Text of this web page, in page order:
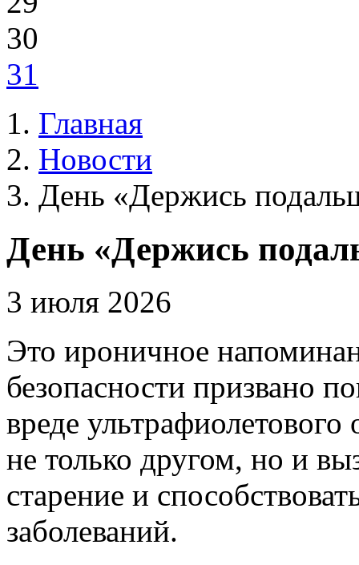
30
31
Главная
Новости
День «Держись
День «Держись
3 июля 2026
Это ироничное
безопасности призвано
вреде
не только другом, но и
старение и
заболеваний.